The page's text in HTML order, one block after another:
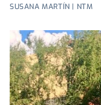
SUSANA MARTÍN | NTM